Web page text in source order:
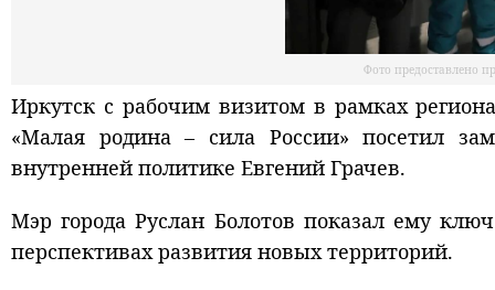
Фото предоставлено
Иркутск с рабочим визитом в рамках
«Малая родина – сила России» посетил
внутренней политике Евгений Грачев.
Мэр города Руслан Болотов показал ему
перспективах развития новых территорий.